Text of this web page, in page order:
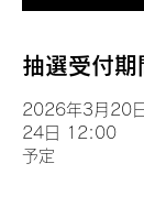
抽選受付期
2026年3月20
24日 12:00
予定